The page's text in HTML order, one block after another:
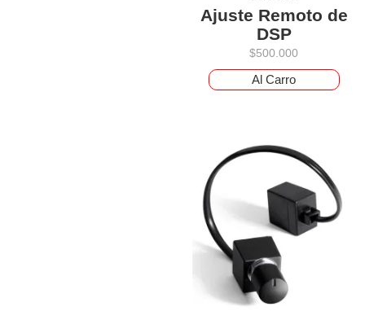
Ajuste Remoto de
DSP
$500.000
Al Carro